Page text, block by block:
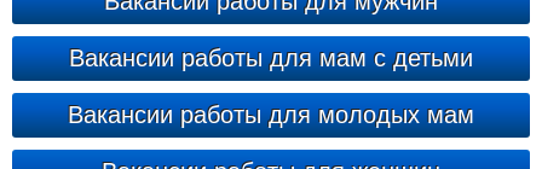
Вакансии работы для мам с детьми
Вакансии работы для молодых мам